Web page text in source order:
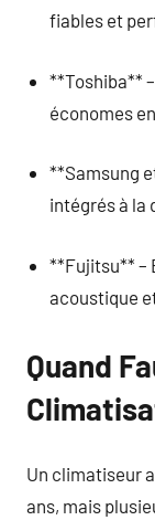
fiables et
**Toshiba**
économes
**Samsung
intégrés à la
**Fujitsu** –
acoustique
Quand
Un climatiseur
ans, mais